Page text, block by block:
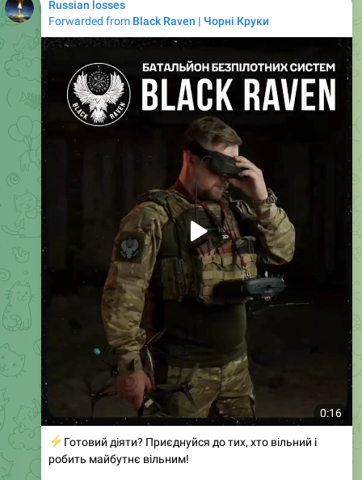
Russian losses
Forwarded from Black Raven | Чорні Круки
0:16
Готовий діяти? Приєднуйся до тих, хто вільний і
робить майбутнє вільним!